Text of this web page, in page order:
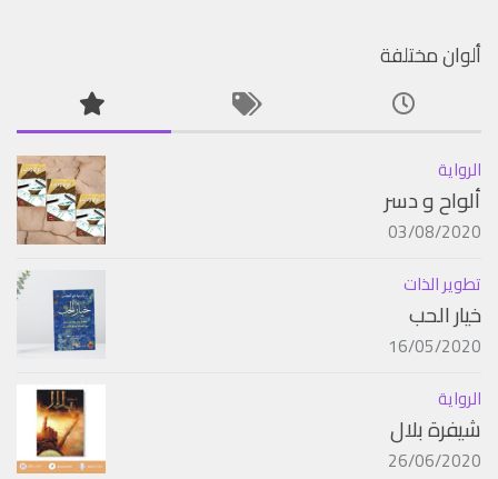
ألوان مختلفة
الرواية
ألواح و دسر
03/08/2020
تطوير الذات
خيار الحب
16/05/2020
الرواية
شيفرة بلال
26/06/2020